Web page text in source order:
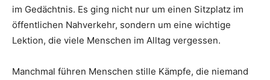
im Gedächtnis. Es ging nicht nur um einen Sitzplatz im
öffentlichen Nahverkehr, sondern um eine wichtige
Lektion, die viele Menschen im Alltag vergessen.
Manchmal führen Menschen stille Kämpfe, die niemand